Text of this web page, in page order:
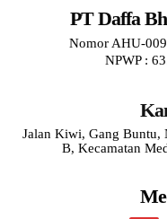
PT Daffa
Nomor AHU-
NPWP :
Jalan Kiwi, Gang Buntu,
B, Kecamatan